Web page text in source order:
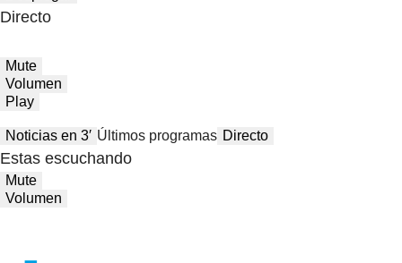
Directo
Mute
Volumen
Play
Noticias en 3′ Últimos programas Directo
Estas escuchando
Mute
Volumen